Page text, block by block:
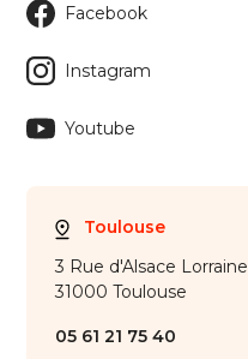
Facebook
Instagram
Youtube
Toulouse
3 Rue d'Alsace Lorraine
31000 Toulouse
05 61 21 75 40